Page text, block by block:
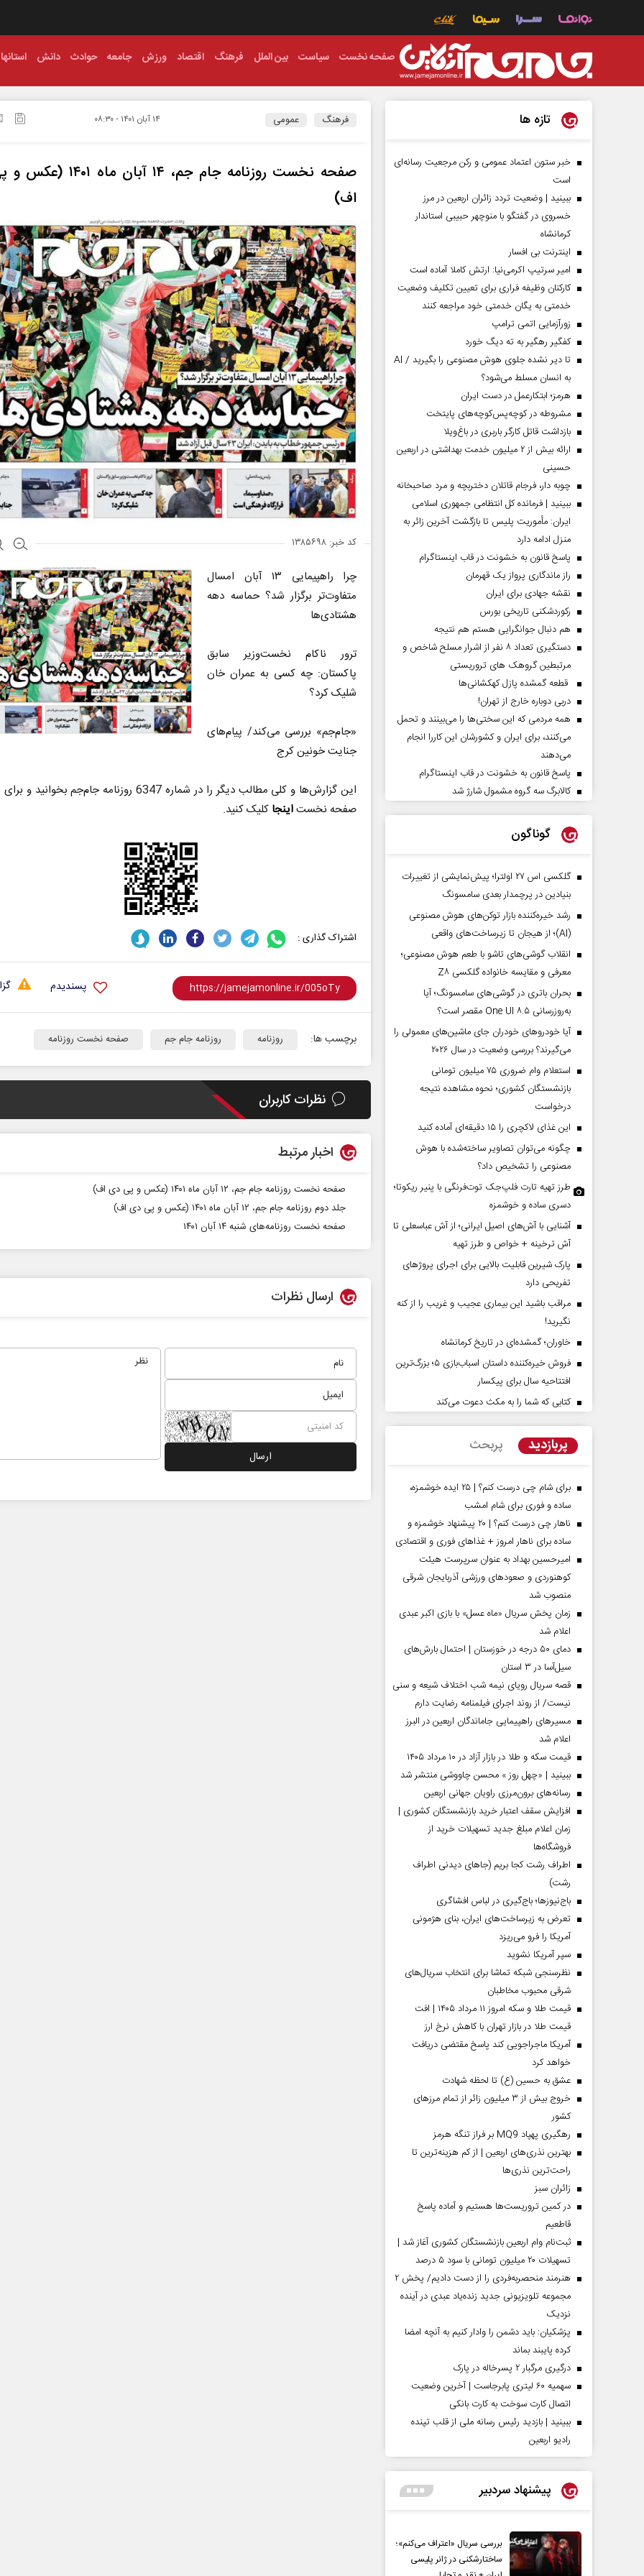
صفحه نخست سیاست بین الملل فرهنگ اقتصاد ورزش جامعه حوادث دانش استانها
فرهنگ عمومی ۱۴ آبان ۱۴۰۱ - ۰۸:۳۰
صفحه نخست روزنامه جام جم، ۱۴
اف)
کد خبر: ۱۳۸۵۶۹۸
چرا راهپیمایی ۱۳ آبان امسال
متفاوت‌تر برگزار شد؟ حماسه دهه
هشتادی‌ها
ترور ناکام نخست‌وزیر سابق
پاکستان: چه کسی به عمران خان
شلیک کرد؟
«جام‌جم» بررسی می‌کند/ پیام‌های
جنایت خونین کرج
این گزارش‌ها و کلی مطالب دیگر را در شماره 6347 روزنامه جام‌جم
صفحه نخستاینجا کلیک کنید.
اشتراک گذاری :
پسندیدم
برچسب ها: روزنامه روزنامه جام جم صفحه نخست روزنامه
نظرات کاربران
اخبار مرتبط
صفحه نخست روزنامه جام جم، ۱۲ آبان ماه ۱۴۰۱ (عکس و پی دی اف)
جلد دوم روزنامه جام جم، ۱۲ آبان ماه ۱۴۰۱ (عکس و پی دی اف)
صفحه نخست روزنامه‌های شنبه ۱۴ آبان ۱۴۰۱
ارسال نظرات
تازه ها
خبر ستون اعتماد عمومی و رکن مرجعیت رسانه‌ای
است
ببینید | وضعیت تردد زائران اربعین در مرز
خسروی در گفتگو با منوچهر حبیبی استاندار
کرمانشاه
اینترنت بی افسار
امیر سرتیپ اکرمی‌نیا: ارتش کاملا آماده است
کارکنان وظیفه فراری برای تعیین تکلیف وضعیت
خدمتی به یگان خدمتی خود مراجعه کنند
زورآزمایی اتمی ترامپ
کفگیر رهگیر به ته دیگ خورد
تا دیر نشده جلوی هوش مصنوعی را بگیرید / AI
به انسان مسلط می‌شود؟
هرمز؛ ابتکارعمل در دست ایران
مشروطه در کوچه‌پس‌کوچه‌های پایتخت
بازداشت قاتل کارگر باربری در باغ‌ویلا
ارائه بیش از ۲ میلیون خدمت بهداشتی در اربعین
حسینی
چوبه دار، فرجام قاتلان دختربچه و مرد صاحبخانه
ببینید | فرمانده کل انتظامی جمهوری اسلامی
ایران­: مأموریت پلیس تا بازگشت آخرین زائر به
منزل ادامه دارد
پاسخ قانون به خشونت در قاب اینستاگرام
راز ماندگاری پرواز یک قهرمان
نقشه جهادی برای ایران
رکوردشکنی تاریخی بورس
هم دنبال جوانگرایی هستم هم نتیجه
دستگیری تعداد ۸ نفر از اشرار مسلح شاخص و
مرتبطین گروهک های تروریستی
قطعه گمشده پازل کهکشانی‌ها
دربی دوباره خارج از تهران!
همه مردمی که این سختی‌ها را می‌بینند و تحمل
می‌کنند، برای ایران و کشورشان این کاررا انجام
می‌دهند
پاسخ قانون به خشونت در قاب اینستاگرام
کالابرگ سه گروه مشمول شارژ شد
گوناگون
گلکسی اس ۲۷ اولترا؛ پیش‌نمایشی از تغییرات
بنیادین در پرچمدار بعدی سامسونگ
رشد خیره‌کننده بازار توکن‌های هوش مصنوعی
(AI)؛ از هیجان تا زیرساخت‌های واقعی
انقلاب گوشی‌های تاشو‌ با طعم هوش مصنوعی؛
معرفی و مقایسه خانواده گلکسی Z۸
بحران باتری در گوشی‌های سامسونگ؛ آیا
به‌روزرسانی One UI ۸.۵ مقصر است؟
آیا خودروهای خودران جای ماشین‌های معمولی را
می‌گیرند؟ بررسی وضعیت در سال ۲۰۲۶
استعلام وام ضروری ۷۵ میلیون تومانی
بازنشستگان کشوری؛ نحوه مشاهده نتیجه
درخواست
این غذای لاکچری را ۱۵ دقیقه‌ای آماده کنید
چگونه می‌توان تصاویر ساخته‌شده با هوش
مصنوعی را تشخیص داد؟
طرز تهیه تارت فلپ‌جک توت‌فرنگی با پنیر ریکوتا؛
دسری ساده و خوشمزه
آشنایی با آش‌های اصیل ایرانی؛ از آش عباسعلی تا
آش ترخینه + خواص و طرز تهیه
پارک شیرین قابلیت‌ بالایی برای اجرای پروژهای
تفریحی دارد
مراقب باشید این بیماری عجیب و غریب را از کنه
نگیرید!
خاوران؛ گمشده‌ای در تاریخ کرمانشاه
فروش خیره‌کننده داستان اسباب‌بازی ۵؛ بزرگ‌ترین
افتتاحیه سال برای پیکسار
کتابی که شما را به مکث دعوت می‌کند
پربازدید پربحث
برای شام چی درست کنم؟ | ۲۵ ایده خوشمزه،
ساده و فوری برای شام امشب
ناهار چی درست کنم؟ | ۲۰ پیشنهاد خوشمزه و
ساده برای ناهار امروز + غذاهای فوری و اقتصادی
امیرحسین بهداد به عنوان سرپرست هیئت
کوهنوردی و صعودهای ورزشی آذربایجان شرقی
منصوب شد
زمان پخش سریال «ماه عسل» با بازی اکبر عبدی
اعلام شد
دمای ۵۰ درجه در خوزستان | احتمال بارش‌های
سیل‌آسا در ۳ استان
قصه سریال رویای نیمه شب اختلاف شیعه و سنی
نیست/ از روند اجرای فیلمنامه رضایت دارم
مسیر‌های راهپیمایی جاماندگان اربعین در البرز
اعلام شد
قیمت سکه و طلا در بازار آزاد در ۱۰ مرداد ۱۴۰۵
ببینید | «چهل روز » محسن چاووشی منتشر شد
رسانه‌های برون‌مرزی راویان جهانی اربعین
افزایش سقف اعتبار خرید بازنشستگان کشوری |
زمان اعلام مبلغ جدید تسهیلات خرید از
فروشگاه‌ها
اطراف رشت کجا بریم (جاهای دیدنی اطراف
رشت)
باج‌نیوزها؛ باج‌گیری در لباس افشاگری
تعرض به زیرساخت‌های ایران، بنای هژمونی
آمریکا را فرو می‌ریزد
سپر آمریکا نشوید
نظرسنجی شبکه تماشا برای انتخاب سریال‌های
شرقی محبوب مخاطبان
قیمت طلا و سکه امروز ۱۱ مرداد ۱۴۰۵ | افت
قیمت طلا در بازار تهران با کاهش نرخ ارز
آمریکا ماجراجویی کند پاسخ مقتضی دریافت
خواهد کرد
عشق به حسین (ع) تا لحظه شهادت
خروج بیش از ۳ میلیون زائر از تمام مرز‌های
کشور
رهگیری پهپاد MQ9 بر فراز تنگه هرمز
بهترین نذری‌های اربعین | از کم هزینه‌ترین تا
راحت‌ترین نذری‌ها
‌زائران سبز
در کمین تروریست‌ها هستیم و آماده پاسخ
قاطعیم
ثبت‌نام وام اربعین بازنشستگان کشوری آغاز شد |
تسهیلات ۲۰ میلیون تومانی با سود ۵ درصد
هنرمند منحصر‌به‌فردی را از دست دادیم/ پخش ۲
مجموعه تلویزیونی جدید زنده‌یاد عبدی در آینده
نزدیک
پزشکیان: باید دشمن را وادار کنیم به آنچه امضا
کرده پایبند بماند
درگیری مرگبار ۲ پسرخاله در پارک
سهمیه ۶۰ لیتری پابرجاست | آخرین وضعیت
اتصال کارت سوخت به کارت بانکی
ببینید | بازدید رئیس رسانه ملی از قلب تپنده
رادیو اربعین
پیشنهاد سردبیر
بررسی سریال «اعتراف می‌کنم»؛
ساختارشکنی در ژانر پلیسی
ادعا‌های خلاف واقع آمریکا
اربعین نماد مقاومت در برابر
رحمت‌الله نوروزی - عضو کمیسیون اجتماعی
مجلس
از باتلاق انرژی تا بن‌بست ترامپ
رضا سپهوند - سخنگوی کمیسیون انرژی مجلس
صفحات نخست روزنامه ها‌ی‌سه‌شنبه ۶ مردادماه